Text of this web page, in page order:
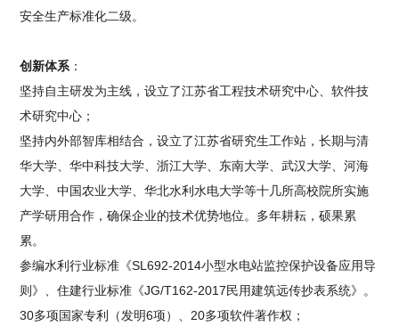
安全生产标准化二级。
创新体系 ：
坚持自主研发为主线，设立了江苏省工程技术研究中心、软件技
术研究中心；
坚持内外部智库相结合，设立了江苏省研究生工作站，长期与清
华大学、华中科技大学、浙江大学、东南大学、武汉大学、河海
大学、中国农业大学、华北水利水电大学等十几所高校院所实施
产学研用合作，确保企业的技术优势地位。多年耕耘，硕果累
累。
参编水利行业标准《SL692-2014小型水电站监控保护设备应用导
则》、住建行业标准《JG/T162-2017民用建筑远传抄表系统》。
30多项国家专利（发明6项）、20多项软件著作权；